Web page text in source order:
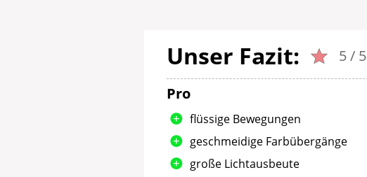
Unser Fazit:
5 / 5
Pro
flüssige Bewegungen
geschmeidige Farbübergänge
große Lichtausbeute